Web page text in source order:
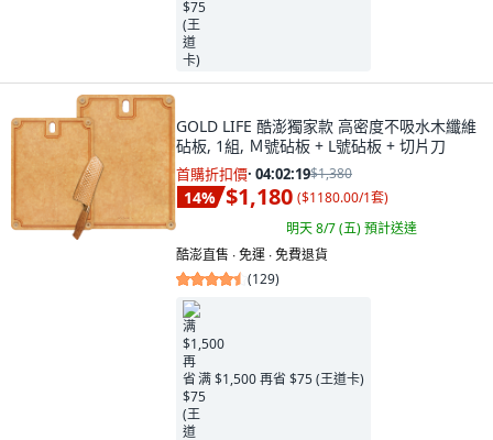
GOLD LIFE 酷澎獨家款 高密度不吸水木纖維
砧板, 1組, Ｍ號砧板 + L號砧板 + 切片刀
首購折扣價· 04:02:18$1,380
14% $1,180 ($1180.00/1套)
明天 8/7 (五)預計送達
酷澎直售 ∙ 免運 ∙ 免費退貨
(129)
满 $1,500 再省 $75 (王道卡)